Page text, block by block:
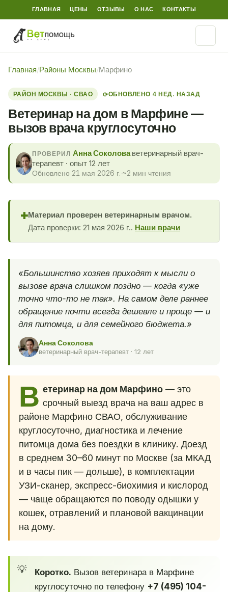
ГЛАВНАЯ ЦЕНЫ ОТЗЫВЫ О НАС КОНТАКТЫ
Главная/Районы Москвы/Марфино
РАЙОН МОСКВЫ · СВАО ⟳ОБНОВЛЕНО 4 НЕД. НАЗАД
Ветеринар на дом в Марфине —
вызов врача круглосуточно
ПРОВЕРИЛ Анна Соколоваветеринарный врач-
терапевт · опыт 12 лет
Обновлено 21 мая 2026 г. ~2 мин чтения
✚Материал проверен ветеринарным врачом.
Дата проверки: 21 мая 2026 г.. Наши врачи
«Большинство хозяев приходят к мысли о
вызове врача слишком поздно — когда «уже
точно что-то не так». На самом деле раннее
обращение почти всегда дешевле и проще — и
для питомца, и для семейного бюджета.»
Анна Соколова
ветеринарный врач-терапевт · 12 лет
В етеринар на дом Марфино— это
срочный выезд врача на ваш адрес в
районе Марфино СВАО, обслуживание
круглосуточно, диагностика и лечение
питомца дома без поездки в клинику. Доезд
в среднем 30–60 минут по Москве (за МКАД
и в часы пик — дольше), в комплектации
УЗИ-сканер, экспресс-биохимия и кислород
— чаще обращаются по поводу одышки у
кошек, отравлений и плановой вакцинации
на дому.
Коротко. Вызов ветеринара в Марфине
круглосуточно по телефону +7 (495) 104-